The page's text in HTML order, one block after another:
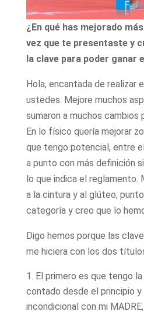
¿En qué has mejorado
vez que te presentaste y
la clave para poder ganar
Hola, encantada de realizar
ustedes. Mejore muchos
sumaron a muchos cambios
En lo físico quería mejorar
que tengo potencial, entre
a punto con más definición
lo que indica el reglamento.
a la cintura y al glúteo,
categoría y creo que lo
Digo hemos porque las
me hiciera con los dos
El primero es que tengo
contado desde el principio
incondicional con mi